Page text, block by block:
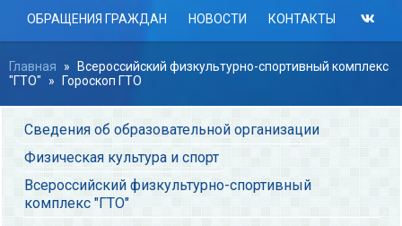
ОБРАЩЕНИЯ ГРАЖДАН НОВОСТИ КОНТАКТЫ
Главная »
Всероссийский физкультурно-спортивный комплекс
"ГТО"
» Гороскоп ГТО
Сведения об образовательной организации
Физическая культура и спорт
Всероссийский физкультурно-спортивный
комплекс "ГТО"